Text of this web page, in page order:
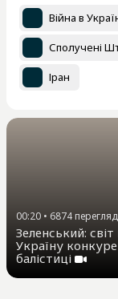
Війна в
Сполучені
Іран
00:20 • 6874
Зеленський:
Україну
балістиці